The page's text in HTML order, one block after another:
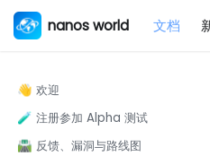
nanos world 文档
👋 欢迎
🧪 注册参加 Alpha 测试
🛣️ 反馈、漏洞与路线图